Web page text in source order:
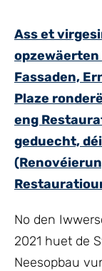
Ass et
Fassaden,
Plaze
eng
geduecht,
No den
2021 huet de
Neesopbau